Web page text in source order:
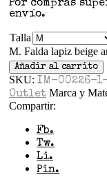
Por compras
envío.
Talla
M. Falda lapiz beige
Añadir al carrito
SKU: IM-00226-
Outlet Marca y
Compartir:
Fb.
Tw.
Li.
Pin.